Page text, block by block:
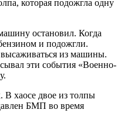
которая подожгла одну
остановил. Когда
и подожгли.
из машины.
эти события «Военно-
В хаосе двое из толпы
БМП во время